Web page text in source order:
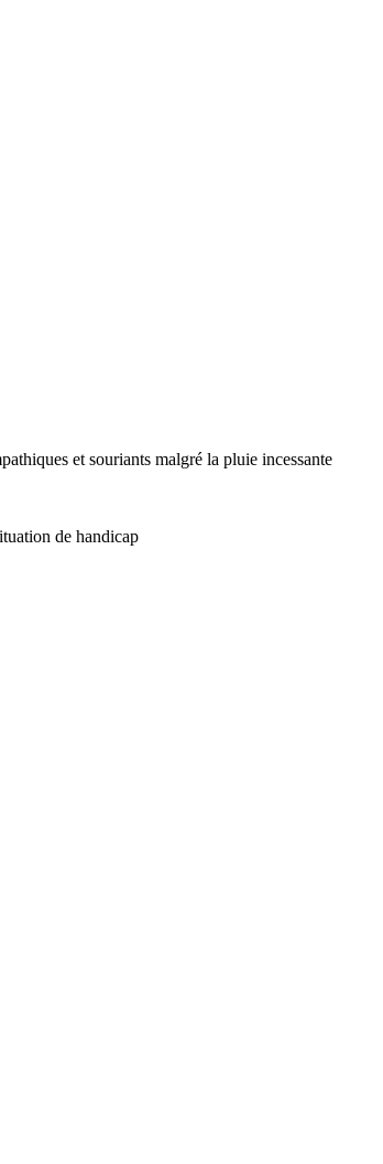
et souriants malgré la pluie incessante
de handicap